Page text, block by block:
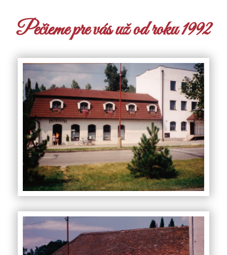
Pečieme pre vás už od roku 1992